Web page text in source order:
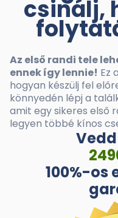
csinálj,
Az első randi tele
ennek így lennie! Ez
hogyan készülj fel
könnyedén lépj a
amit egy sikeres első
legyen többé kínos
100%-os